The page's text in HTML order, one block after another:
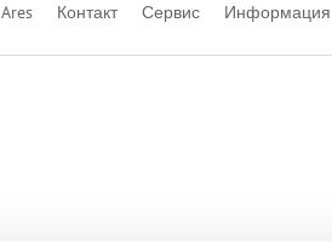
Ares Контакт Сервис Информация